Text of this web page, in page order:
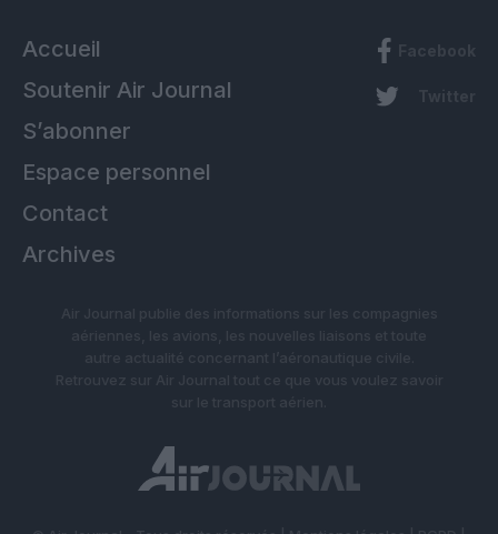
Accueil
Soutenir Air Journal
S’abonner
Espace personnel
Contact
Archives